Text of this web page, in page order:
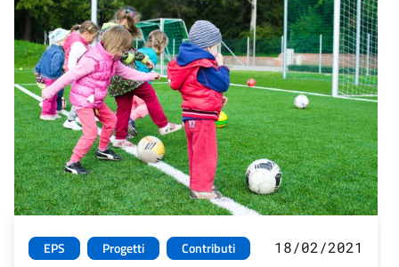
EPS Progetti Contributi 18/02/2021